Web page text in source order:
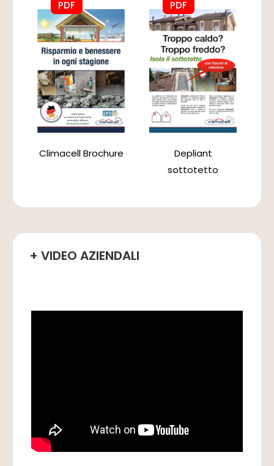
PDF
Climacell Brochure
PDF
Depliant
sottotetto
+ VIDEO AZIENDALI